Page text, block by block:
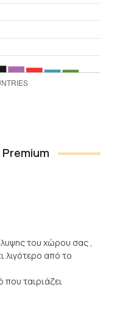
του χώρου σας ,
λιγότερο από το
που ταιριάζει